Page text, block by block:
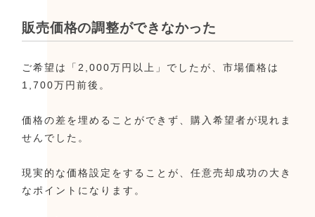
販売価格の調整ができなかった
ご希望は「2,000万円以上」でしたが、市場価格は
1,700万円前後。
価格の差を埋めることができず、購入希望者が現れま
せんでした。
現実的な価格設定をすることが、任意売却成功の大き
なポイントになります。